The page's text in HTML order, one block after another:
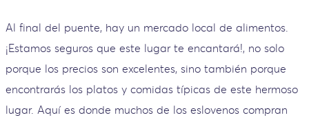
Al final del puente, hay un mercado local de alimentos.
¡Estamos seguros que este lugar te encantará!, no solo
porque los precios son excelentes, sino también porque
encontrarás los platos y comidas típicas de este hermoso
lugar. Aquí es donde muchos de los eslovenos compran